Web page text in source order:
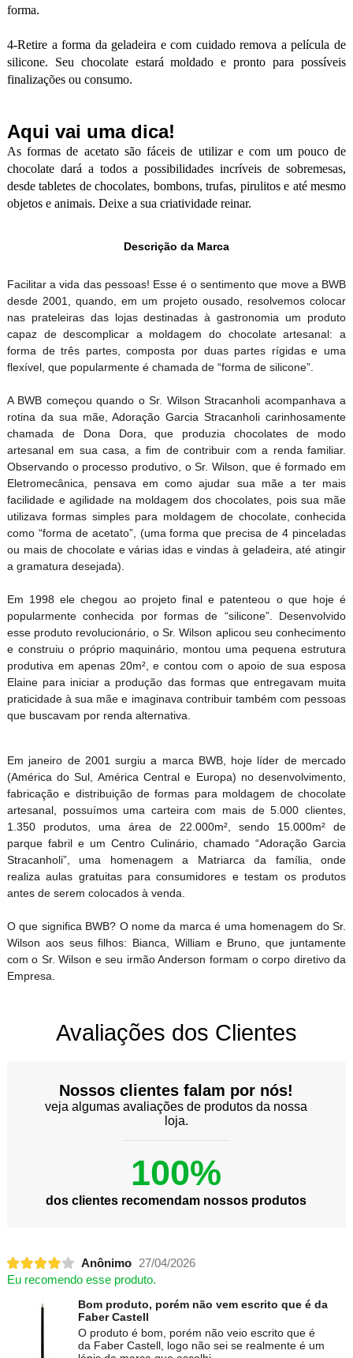
forma.
4-Retire a forma da geladeira e com cuidado remova a película de
silicone. Seu chocolate estará moldado e pronto para possíveis
finalizações ou consumo.
Aqui vai uma dica!
As formas de acetato são fáceis de utilizar e com um pouco de
chocolate dará a todos a possibilidades incríveis de sobremesas,
desde tabletes de chocolates, bombons, trufas, pirulitos e até mesmo
objetos e animais. Deixe a sua criatividade reinar.
Descrição da Marca
Facilitar a vida das pessoas! Esse é o sentimento que move a BWB
desde 2001, quando, em um projeto ousado, resolvemos colocar
nas prateleiras das lojas destinadas à gastronomia um produto
capaz de descomplicar a moldagem do chocolate artesanal: a
forma de três partes, composta por duas partes rígidas e uma
flexível, que popularmente é chamada de “forma de silicone”.
A BWB começou quando o Sr. Wilson Stracanholi acompanhava a
rotina da sua mãe, Adoração Garcia Stracanholi carinhosamente
chamada de Dona Dora, que produzia chocolates de modo
artesanal em sua casa, a fim de contribuir com a renda familiar.
Observando o processo produtivo, o Sr. Wilson, que é formado em
Eletromecânica, pensava em como ajudar sua mãe a ter mais
facilidade e agilidade na moldagem dos chocolates, pois sua mãe
utilizava formas simples para moldagem de chocolate, conhecida
como “forma de acetato”, (uma forma que precisa de 4 pinceladas
ou mais de chocolate e várias idas e vindas à geladeira, até atingir
a gramatura desejada).
Em 1998 ele chegou ao projeto final e patenteou o que hoje é
popularmente conhecida por formas de “silicone”. Desenvolvido
esse produto revolucionário, o Sr. Wilson aplicou seu conhecimento
e construiu o próprio maquinário, montou uma pequena estrutura
produtiva em apenas 20m², e contou com o apoio de sua esposa
Elaine para iniciar a produção das formas que entregavam muita
praticidade à sua mãe e imaginava contribuir também com pessoas
que buscavam por renda alternativa.
Em janeiro de 2001 surgiu a marca BWB, hoje líder de mercado
(América do Sul, América Central e Europa) no desenvolvimento,
fabricação e distribuição de formas para moldagem de chocolate
artesanal, possuímos uma carteira com mais de 5.000 clientes,
1.350 produtos, uma área de 22.000m², sendo 15.000m² de
parque fabril e um Centro Culinário, chamado “Adoração Garcia
Stracanholi”, uma homenagem a Matriarca da família, onde
realiza aulas gratuitas para consumidores e testam os produtos
antes de serem colocados à venda.
O que significa BWB? O nome da marca é uma homenagem do Sr.
Wilson aos seus filhos: Bianca, William e Bruno, que juntamente
com o Sr. Wilson e seu irmão Anderson formam o corpo diretivo da
Empresa.
Avaliações dos Clientes
Nossos clientes falam por nós!
veja algumas avaliações de produtos da nossa
loja.
100%
dos clientes recomendam nossos produtos
Anônimo
27/04/2026
Eu recomendo esse produto.
Bom produto, porém não vem escrito que é da
Faber Castell
O produto é bom, porém não veio escrito que é
da Faber Castell, logo não sei se realmente é um